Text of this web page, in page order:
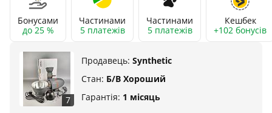
Бонусами
до 25 %
Частинами
5 платежів
Частинами
5 платежів
Кешбек
+102 бонусів
7
Продавець: Synthetic
Стан: Б/В Хороший
Гарантія: 1 місяць